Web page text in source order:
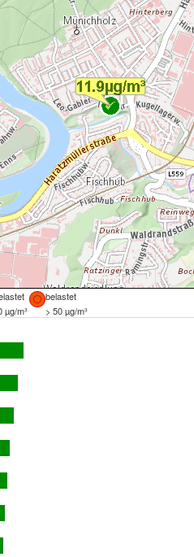
belastet
µg/m³ > 50 µg/m³